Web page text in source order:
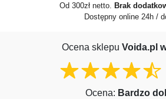
Od 300zł netto. Brak
Dostępny online 24h /
Ocena sklepu Voida.pl
Ocena: Bardzo